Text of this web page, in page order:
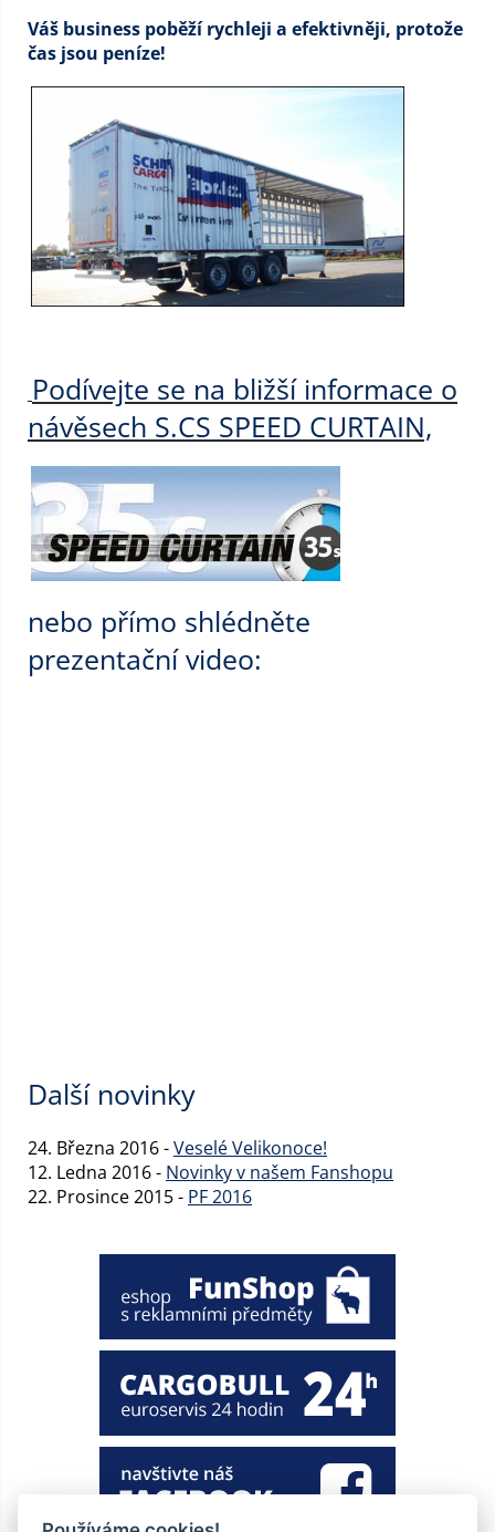
Váš business poběží rychleji a efektivněji, protože
čas jsou peníze!
Podívejte se na bližší informace o
návěsech S.CS SPEED CURTAIN,
nebo přímo shlédněte
prezentační video:
Další novinky
24. Března 2016 -Veselé Velikonoce!
12. Ledna 2016 - Novinky v našem Fanshopu
22. Prosince 2015 - PF 2016